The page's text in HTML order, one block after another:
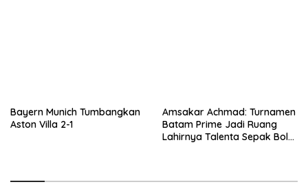
Bayern Munich Tumbangkan
Aston Villa 2-1
Amsakar Achmad: Turnamen
Batam Prime Jadi Ruang
Lahirnya Talenta Sepak Bola